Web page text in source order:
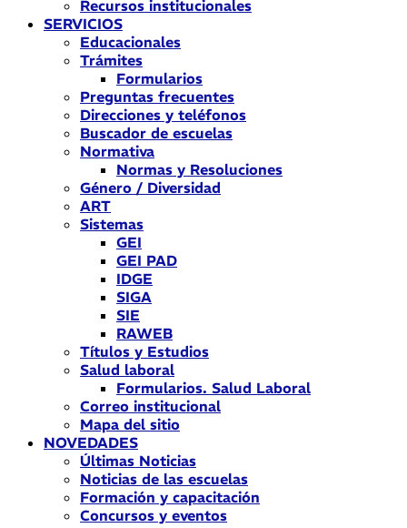
Recursos institucionales
SERVICIOS
Educacionales
Trámites
Formularios
Preguntas frecuentes
Direcciones y teléfonos
Buscador de escuelas
Normativa
Normas y Resoluciones
Género / Diversidad
ART
Sistemas
GEI
GEI PAD
IDGE
SIGA
SIE
RAWEB
Títulos y Estudios
Salud laboral
Formularios. Salud Laboral
Correo institucional
Mapa del sitio
NOVEDADES
Últimas Noticias
Noticias de las escuelas
Formación y capacitación
Concursos y eventos